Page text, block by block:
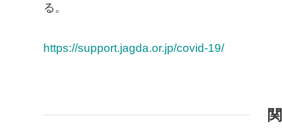
る。
https://support.jagda.or.jp/covid-19/